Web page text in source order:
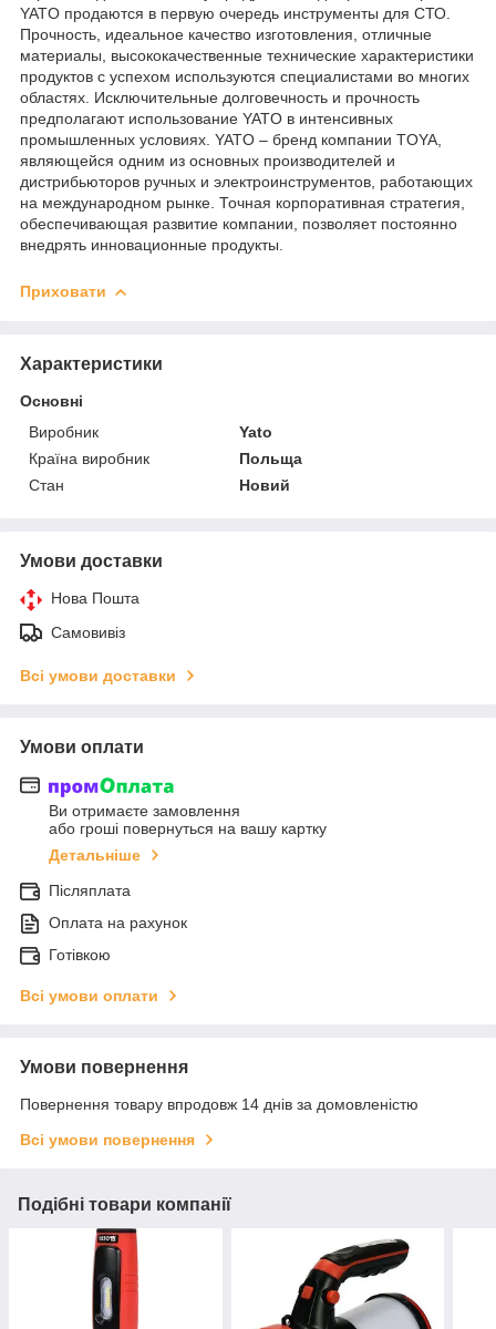
YATO продаются в первую очередь инструменты для СТО.
Прочность, идеальное качество изготовления, отличные
материалы, высококачественные технические характеристики
продуктов с успехом используются специалистами во многих
областях. Исключительные долговечность и прочность
предполагают использование YATO в интенсивных
промышленных условиях. YATO – бренд компании TOYA,
являющейся одним из основных производителей и
дистрибьюторов ручных и электроинструментов, работающих
на международном рынке. Точная корпоративная стратегия,
обеспечивающая развитие компании, позволяет постоянно
внедрять инновационные продукты.
Приховати
Характеристики
Основні
Виробник
Yato
Країна виробник
Польща
Стан
Новий
Умови доставки
Нова Пошта
Самовивіз
Всі умови доставки
Умови оплати
Ви отримаєте замовлення
або гроші повернуться на вашу картку
Детальніше
Післяплата
Оплата на рахунок
Готівкою
Всі умови оплати
Умови повернення
Повернення товару впродовж 14 днів за домовленістю
Всі умови повернення
Подібні товари компанії